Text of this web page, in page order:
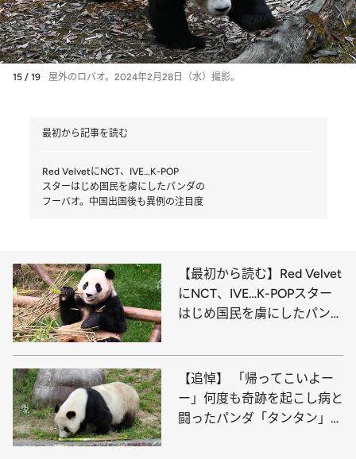
15 / 19 屋外のロバオ。2024年2月28日（水）撮影。
最初から記事を読む
Red VelvetにNCT、IVE…K-POP
スターはじめ国民を虜にしたパンダの
フーバオ。中国出国後も異例の注目度
【最初から読む】Red Velvet
にNCT、IVE…K-POPスター
はじめ国民を虜にしたパンダ
例の注目度
【追悼】 「帰ってこいよー
ー」何度も奇跡を起こし病と
闘ったパンダ「タンタン」の